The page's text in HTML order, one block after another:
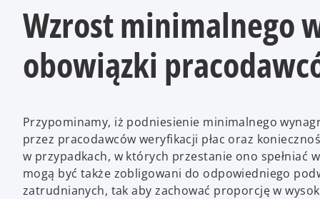
Wzrost minimalnego
obowiązki
Przypominamy, iż podniesienie minimalnego
przez pracodawców weryfikacji płac oraz
w przypadkach, w których przestanie ono spełniać
mogą być także zobligowani do odpowiedniego
zatrudnianych, tak aby zachować proporcję w